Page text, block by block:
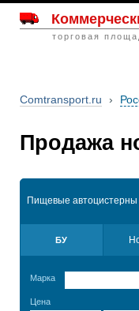
торговая
Comtransport.ru ›
Продажа
Пищевые автоцистерны
БУ
Марка
Цена